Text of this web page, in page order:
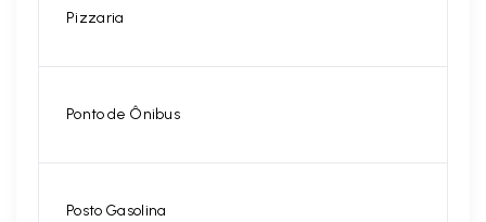
Pizzaria
Ponto de Ônibus
Posto Gasolina